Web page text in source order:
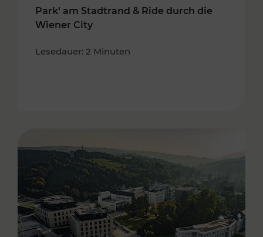
Park‘ am Stadtrand & Ride durch die
Wiener City
Lesedauer: 2 Minuten